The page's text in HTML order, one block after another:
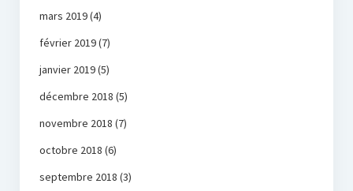
mars 2019(4)
février 2019(7)
janvier 2019(5)
décembre 2018 (5)
novembre 2018 (7)
octobre 2018 (6)
septembre 2018 (3)